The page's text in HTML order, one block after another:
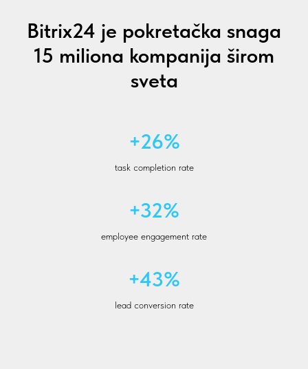
Bitrix24 je pokretačka snaga
15 miliona kompanija širom
sveta
+26%
task completion rate
+32%
employee engagement rate
+43%
lead conversion rate